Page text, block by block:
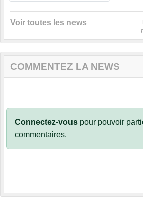
Voir toutes les news
COMMENTEZ LA NEWS
Connectez-vous pour pouvoir
commentaires.